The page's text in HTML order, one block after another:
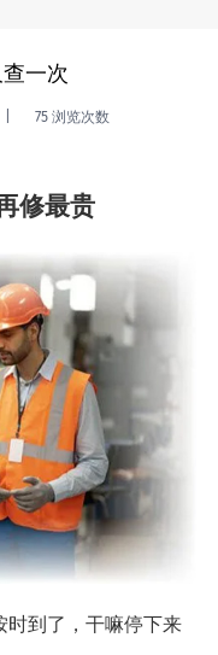
一次
75 浏览次数
修最贵
时到了，干嘛停下来